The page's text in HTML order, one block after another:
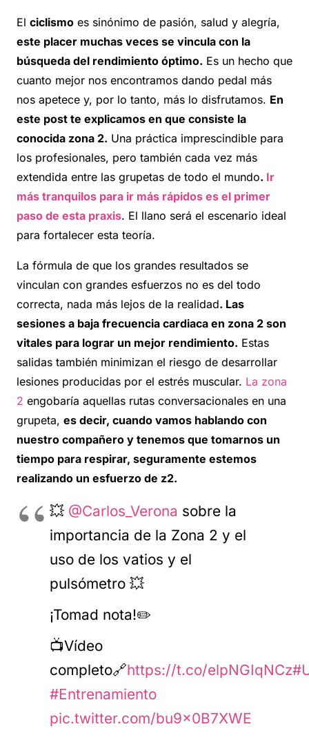
El ciclismo es sinónimo de pasión, salud y alegría,
este placer muchas veces se vincula con la
búsqueda del rendimiento óptimo. Es un hecho que
cuanto mejor nos encontramos dando pedal más
nos apetece y, por lo tanto, más lo disfrutamos. En
este post te explicamos en que consiste la
conocida zona 2. Una práctica imprescindible para
los profesionales, pero también cada vez más
extendida entre las grupetas de todo el mundo. Ir
más tranquilos para ir más rápidos es el primer
paso de esta praxis. El llano será el escenario ideal
para fortalecer esta teoría.
La fórmula de que los grandes resultados se
vinculan con grandes esfuerzos no es del todo
correcta, nada más lejos de la realidad. Las
sesiones a baja frecuencia cardiaca en zona 2 son
vitales para lograr un mejor rendimiento. Estas
salidas también minimizan el riesgo de desarrollar
lesiones producidas por el estrés muscular. La zona
2 engobaría aquellas rutas conversacionales en una
grupeta, es decir, cuando vamos hablando con
nuestro compañero y tenemos que tomarnos un
tiempo para respirar, seguramente estemos
realizando un esfuerzo de z2.
💥 @Carlos_Verona sobre la
importancia de la Zona 2 y el
uso de los vatios y el
pulsómetro 💥
¡Tomad nota!✏️
📺Vídeo
completo🔗https://t.co/elpNGIqNCz
#Entrenamiento
pic.twitter.com/bu9x0B7XWE